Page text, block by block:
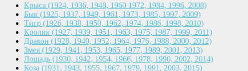
Крыса (1924, 1936, 1948, 1960 1972, 1984, 1996, 2008)
Бык (1925, 1937, 1949, 1961, 1973, 1985, 1997, 2009)
Тигр (1926, 1938, 1950, 1962, 1974, 1986, 1998, 2010)
Кролик (1927, 1939, 1951, 1963, 1975, 1987, 1999, 2011)
Дракон (1928, 1940, 1952, 1964, 1976, 1988, 2000, 2012)
Змея (1929, 1941, 1953, 1965, 1977, 1989, 2001, 2013)
Лошадь (1930, 1942, 1954, 1966, 1978, 1990, 2002, 2014)
Коза (1931, 1943, 1955, 1967, 1979, 1991, 2003, 2015)